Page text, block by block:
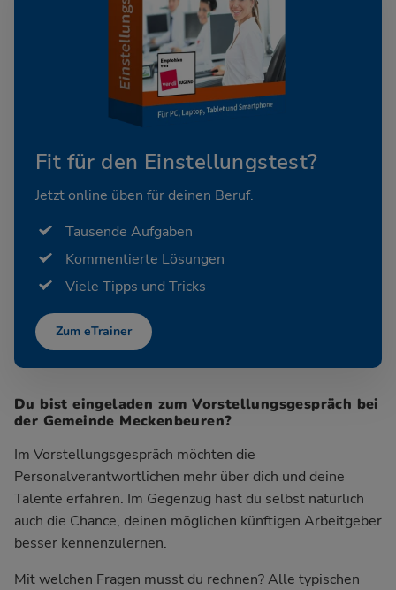
Fit für den Einstellungstest?
Jetzt online üben für deinen Beruf.
Tausende Aufgaben
Kommentierte Lösungen
Viele Tipps und Tricks
Zum eTrainer
Du bist eingeladen zum Vorstellungsgespräch bei
der Gemeinde Meckenbeuren?
Im Vorstellungsgespräch möchten die
Personalverantwortlichen mehr über dich und deine
Talente erfahren. Im Gegenzug hast du selbst natürlich
auch die Chance, deinen möglichen künftigen Arbeitgeber
besser kennenzulernen.
Mit welchen Fragen musst du rechnen? Alle typischen